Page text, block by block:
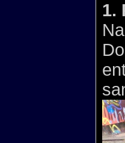
1.